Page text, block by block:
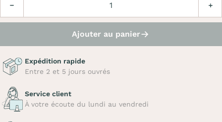
Ajouter au panier
Expédition rapide
Entre 2 et 5 jours ouvrés
Service client
À votre écoute du lundi au vendredi